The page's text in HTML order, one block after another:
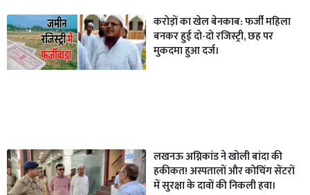
करोड़ों का खेल बेनकाब: फर्जी महिला
बनकर हुई दो-दो रजिस्ट्री, छह पर
मुकदमा हुआ दर्ज।
लखनऊ अग्निकांड ने खोली बांदा की
हकीकत! अस्पतालों और कोचिंग सेंटरों
में सुरक्षा के दावों की निकली हवा।